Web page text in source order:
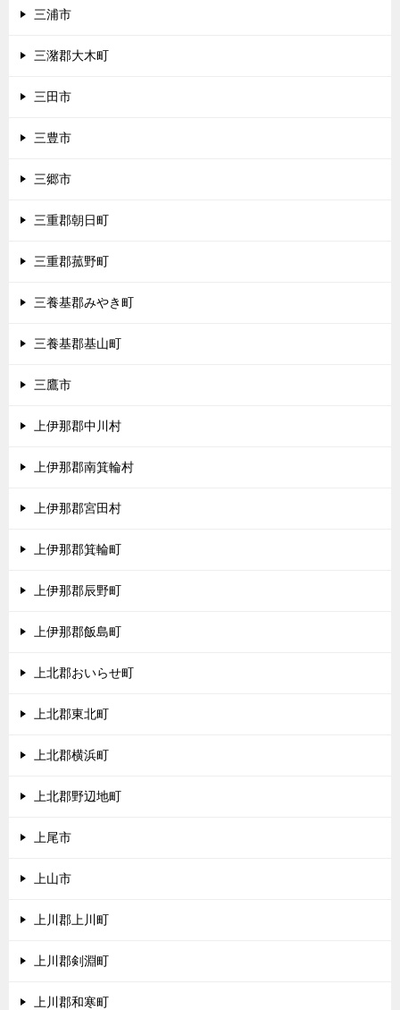
三浦市
三潴郡大木町
三田市
三豊市
三郷市
三重郡朝日町
三重郡菰野町
三養基郡みやき町
三養基郡基山町
三鷹市
上伊那郡中川村
上伊那郡南箕輪村
上伊那郡宮田村
上伊那郡箕輪町
上伊那郡辰野町
上伊那郡飯島町
上北郡おいらせ町
上北郡東北町
上北郡横浜町
上北郡野辺地町
上尾市
上山市
上川郡上川町
上川郡剣淵町
上川郡和寒町